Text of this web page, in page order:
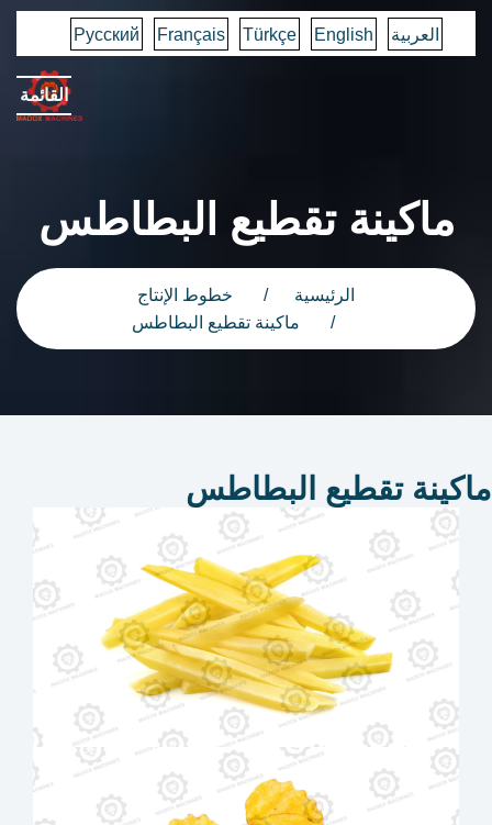
العربية English
Türkçe
Français
Русский
القائمة
ماكينة تقطيع البطاطس
الرئيسية
خطوط الإنتاج
ماكينة تقطيع البطاطس
ماكينة تقطيع البطاطس